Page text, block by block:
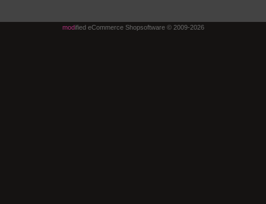
modified eCommerce Shopsoftware © 2009-2026